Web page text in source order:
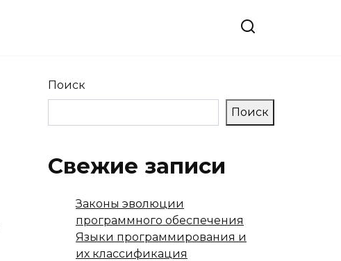
Поиск
Поиск
Свежие записи
Законы эволюции
программного обеспечения
Языки программирования и
их классификация